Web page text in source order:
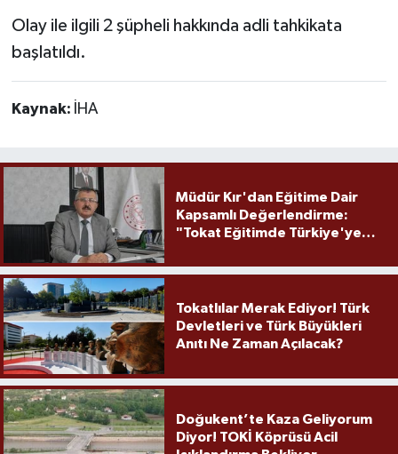
Olay ile ilgili 2 şüpheli hakkında adli tahkikata
başlatıldı.
Kaynak: İHA
Müdür Kır'dan Eğitime Dair
Kapsamlı Değerlendirme:
"Tokat Eğitimde Türkiye'ye
Tokatlılar Merak Ediyor! Türk
Devletleri ve Türk Büyükleri
Anıtı Ne Zaman Açılacak?
Doğukent’te Kaza Geliyorum
Diyor! TOKİ Köprüsü Acil